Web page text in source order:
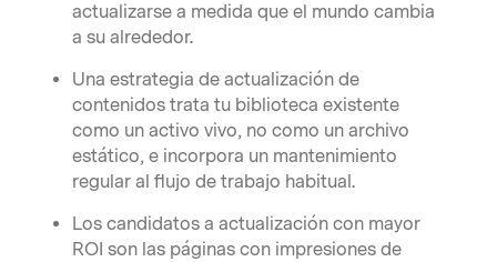
actualizarse a medida que el mundo cambia
a su alrededor.
Una estrategia de actualización de
contenidos trata tu biblioteca existente
como un activo vivo, no como un archivo
estático, e incorpora un mantenimiento
regular al flujo de trabajo habitual.
Los candidatos a actualización con mayor
ROI son las páginas con impresiones de